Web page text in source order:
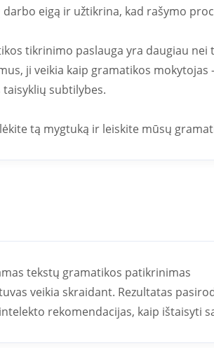
eigą ir užtikrina, kad rašymo
tikrinimo paslauga yra daugiau
ji veikia kaip gramatikos
subtilybes.
tą mygtuką ir leiskite mūsų
tekstų gramatikos patikrinimas
veikia skraidant. Rezultatas
rekomendacijas, kaip ištaisyti